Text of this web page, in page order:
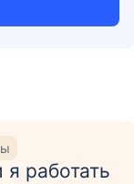
я работать